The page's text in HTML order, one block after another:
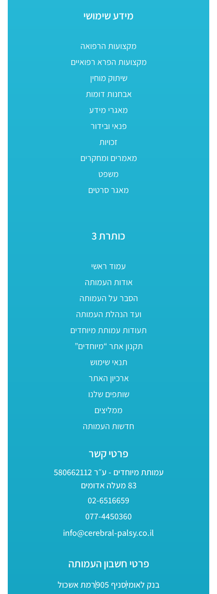
מידע שימושי
מקצועות הרפואה
מקצועות הפרא רפואיים
שיתוק מוחין
אבחנות דומות
מאגרי מידע
פנאי ובידור
זכויות
מאמרים ומחקרים
משפט
מאגר סרטים
כותרת 3
עמוד ראשי
אודות העמותה
הסבר על העמותה
ועד הנהלת העמותה
תעודות עמותת מיוחדים
תקנון אתר “מיוחדים”
תנאי שימוש
ארכיון האתר
שותפים שלנו
ממליצים
חדשות העמותה
פרטי קשר
עמותת מיוחדים - ע״ר 580662112
83 מעלה אדומים
02-6516659
077-4450360
info@cerebral-palsy.co.il
פרטי חשבון העמותה
בנק לאומיסניף 905
רמת אשכול